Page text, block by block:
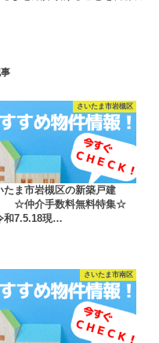
さいたま市岩槻区
たま市岩槻区の新築戸建
☆仲介手数料無料特集☆
和7.5.18現…
さいたま市南区